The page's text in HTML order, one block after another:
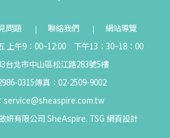
問題 聯絡我們
網站導覽
上午9：00~12:00 下午13：30~18：00
台北市中山區松江路283號5樓
0315傳真：02-2509-9002
service@sheaspire.com.tw
妍有限公司 SheAspire. TSG 網頁設計